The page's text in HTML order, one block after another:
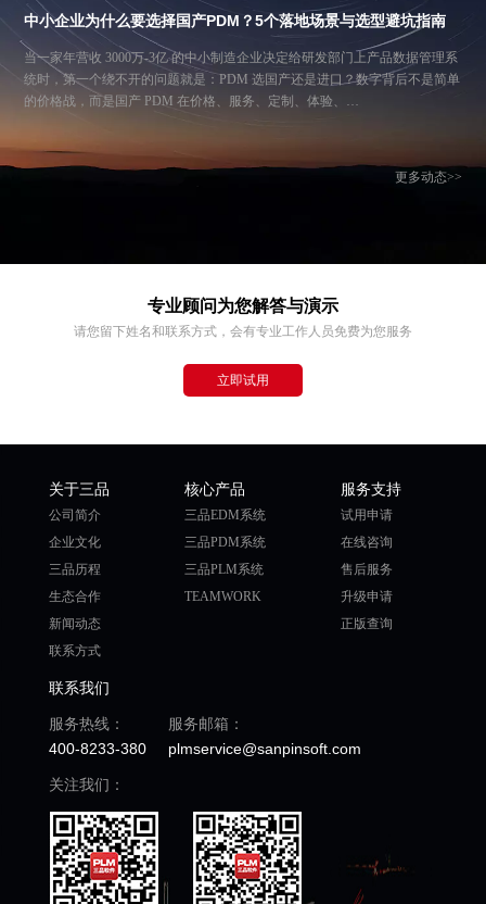
中小企业为什么要选择国产PDM？5个落地场景与选型避坑指南
当一家年营收 3000万-3亿 的中小制造企业决定给研发部门上产品数据管理系
统时，第一个绕不开的问题就是：PDM 选国产还是进口？数字背后不是简单
的价格战，而是国产 PDM 在价格、服务、定制、体验、…
更多动态>>
专业顾问为您解答与演示
请您留下姓名和联系方式，会有专业工作人员免费为您服务
立即试用
关于三品
公司简介
企业文化
三品历程
生态合作
新闻动态
联系方式
核心产品
三品EDM系统
三品PDM系统
三品PLM系统
TEAMWORK
服务支持
试用申请
在线咨询
售后服务
升级申请
正版查询
联系我们
服务热线：
400-8233-380
服务邮箱：
plmservice@sanpinsoft.com
关注我们：